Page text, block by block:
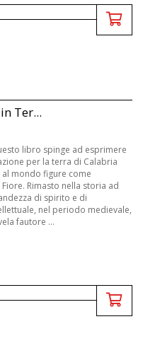
Ter...
libro spinge ad esprimere
per la terra di Calabria
mondo figure come
Rimasto nella storia ad
di spirito e di
nel periodo medievale,
fautore ...